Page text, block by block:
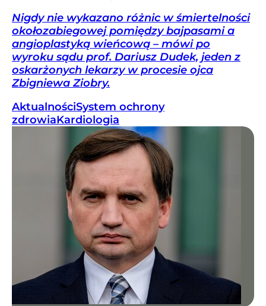
Nigdy nie wykazano różnic w śmiertelności
okołozabiegowej pomiędzy bajpasami a
angioplastyką wieńcową – mówi po
wyroku sądu prof. Dariusz Dudek, jeden z
oskarżonych lekarzy w procesie ojca
Zbigniewa Ziobry.
AktualnościSystem ochrony
zdrowiaKardiologia